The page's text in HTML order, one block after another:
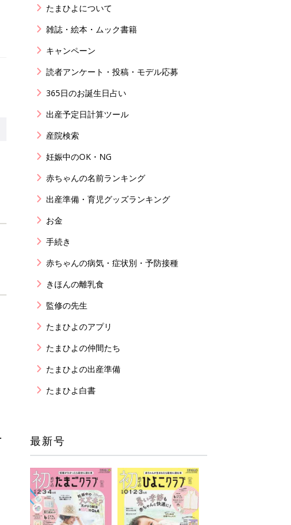
たまひよについて
雑誌・絵本・ムック書籍
キャンペーン
読者アンケート・投稿・モデル応募
365日のお誕生日占い
出産予定日計算ツール
産院検索
妊娠中のOK・NG
赤ちゃんの名前ランキング
出産準備・育児グッズランキング
お金
手続き
赤ちゃんの病気・症状別・予防接種
きほんの離乳食
監修の先生
たまひよのアプリ
たまひよの仲間たち
たまひよの出産準備
たまひよ白書
最新号